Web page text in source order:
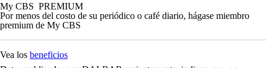
My CBS PREMIUM
Por menos del costo de su periódico o café diario, hágase miembro
premium de My CBS
Vea los beneficios